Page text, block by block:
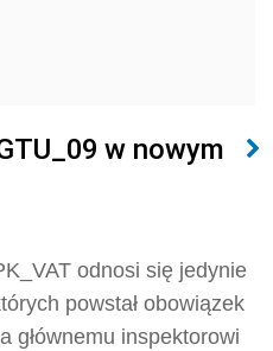
w nowym
odnosi się jedynie
powstał obowiązek
głównemu inspektorowi